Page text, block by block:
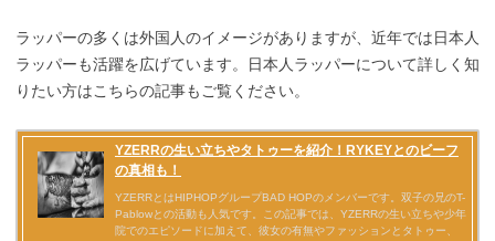
ラッパーの多くは外国人のイメージがありますが、近年では日本人
ラッパーも活躍を広げています。日本人ラッパーについて詳しく知
りたい方はこちらの記事もご覧ください。